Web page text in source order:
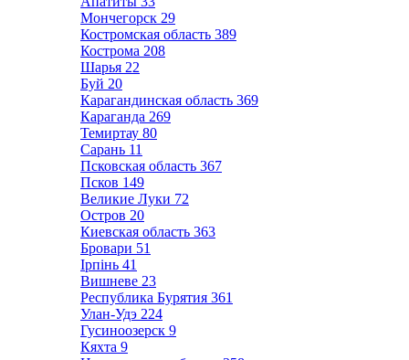
Мончегорск 29
Костромская область 389
Кострома 208
Шарья 22
Буй 20
Карагандинская область 369
Караганда 269
Темиртау 80
Сарань 11
Псковская область 367
Псков 149
Великие Луки 72
Остров 20
Киевская область 363
Бровари 51
Ірпінь 41
Вишневе 23
Республика Бурятия 361
Улан-Удэ 224
Гусиноозерск 9
Кяхта 9